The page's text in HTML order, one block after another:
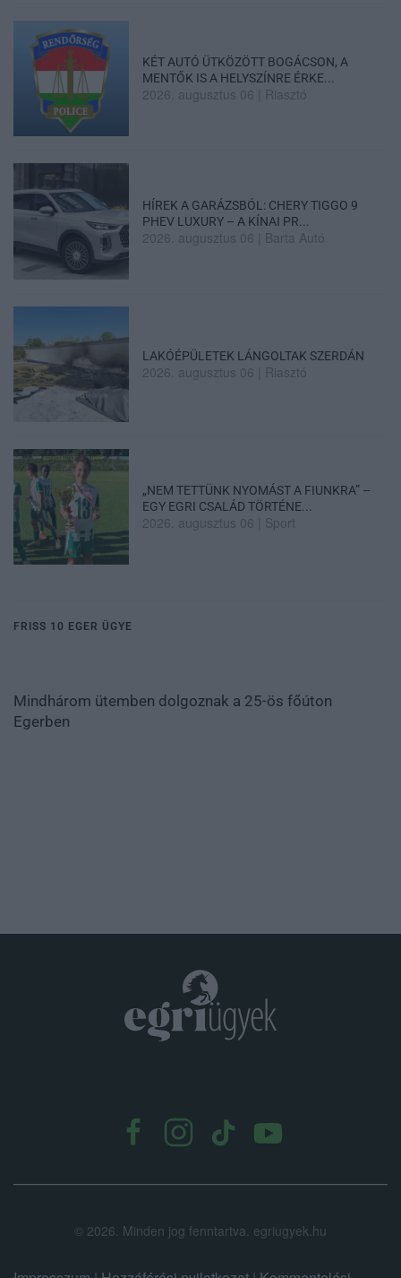
KÉT AUTÓ ÜTKÖZÖTT BOGÁCSON, A
MENTŐK IS A HELYSZÍNRE ÉRKE...
2026. augusztus 06 Riasztó
HÍREK A GARÁZSBÓL: CHERY TIGGO 9
PHEV LUXURY – A KÍNAI PR...
2026. augusztus 06 Barta Autó
LAKÓÉPÜLETEK LÁNGOLTAK SZERDÁN
2026. augusztus 06 Riasztó
„NEM TETTÜNK NYOMÁST A FIUNKRA” –
EGY EGRI CSALÁD TÖRTÉNE...
2026. augusztus 06 Sport
FRISS 10 EGER ÜGYE
Mindhárom ütemben dolgoznak a 25-ös főúton
Egerben
© 2026. Minden jog fenntartva. egriugyek.hu